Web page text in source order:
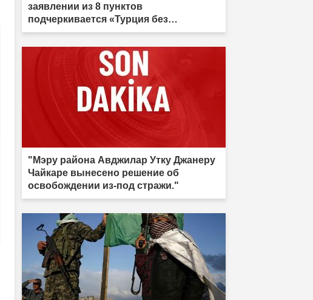
заявлении из 8 пунктов
подчеркивается «Турция без
террора»"
"Мэру района Авджилар Утку Джанеру
Чайкаре вынесено решение об
освобождении из-под стражи."